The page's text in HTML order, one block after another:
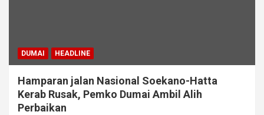
DUMAI HEADLINE
Hamparan jalan Nasional Soekano-Hatta
Kerab Rusak, Pemko Dumai Ambil Alih
Perbaikan